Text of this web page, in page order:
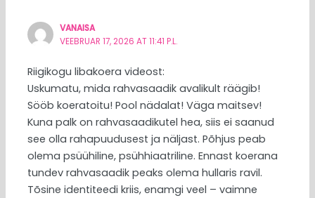
VANAISA
VEEBRUAR 17, 2026 AT 11:41 P.L.
Riigikogu libakoera videost:
Uskumatu, mida rahvasaadik avalikult räägib!
Sööb koeratoitu! Pool nädalat! Väga maitsev!
Kuna palk on rahvasaadikutel hea, siis ei saanud
see olla rahapuudusest ja näljast. Põhjus peab
olema psüühiline, psühhiaatriline. Ennast koerana
tundev rahvasaadik peaks olema hullaris ravil.
Tõsine identiteedi kriis, enamgi veel – vaimne